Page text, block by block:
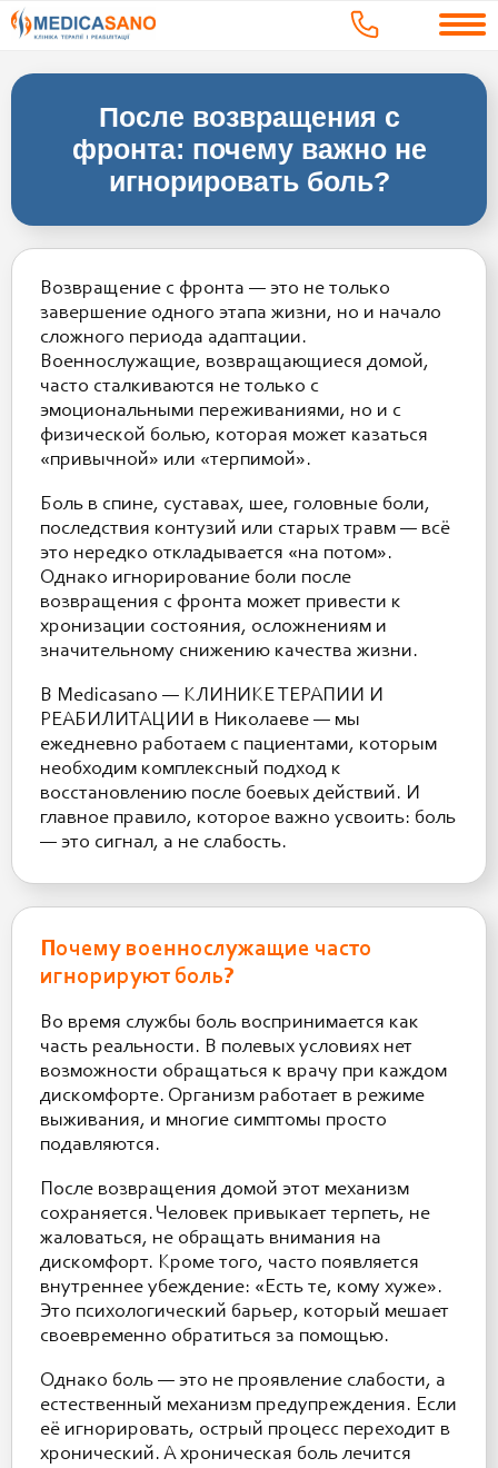
После возвращения с
фронта: почему важно не
игнорировать боль?
Возвращение с фронта — это не только
завершение одного этапа жизни, но и начало
сложного периода адаптации.
Военнослужащие, возвращающиеся домой,
часто сталкиваются не только с
эмоциональными переживаниями, но и с
физической болью, которая может казаться
«привычной» или «терпимой».
Боль в спине, суставах, шее, головные боли,
последствия контузий или старых травм — всё
это нередко откладывается «на потом».
Однако игнорирование боли после
возвращения с фронта может привести к
хронизации состояния, осложнениям и
значительному снижению качества жизни.
В Medicasano — КЛИНИКЕ ТЕРАПИИ И
РЕАБИЛИТАЦИИ в Николаеве — мы
ежедневно работаем с пациентами, которым
необходим комплексный подход к
восстановлению после боевых действий. И
главное правило, которое важно усвоить: боль
— это сигнал, а не слабость.
Почему военнослужащие часто
игнорируют боль?
Во время службы боль воспринимается как
часть реальности. В полевых условиях нет
возможности обращаться к врачу при каждом
дискомфорте. Организм работает в режиме
выживания, и многие симптомы просто
подавляются.
После возвращения домой этот механизм
сохраняется. Человек привыкает терпеть, не
жаловаться, не обращать внимания на
дискомфорт. Кроме того, часто появляется
внутреннее убеждение: «Есть те, кому хуже».
Это психологический барьер, который мешает
своевременно обратиться за помощью.
Однако боль — это не проявление слабости, а
естественный механизм предупреждения. Если
её игнорировать, острый процесс переходит в
хронический. А хроническая боль лечится